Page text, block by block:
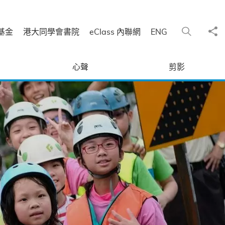
金 港大同學會書院 eClass 內聯網 ENG 搜尋 分
心聲 剪影